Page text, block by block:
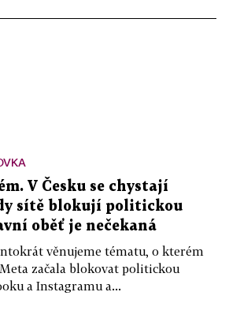
V Česku se chystají
sítě blokují politickou
oběť je nečekaná
věnujeme tématu, o kterém
začala blokovat politickou
a Instagramu a...